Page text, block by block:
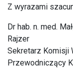
Z wyrazami
Dr hab. n.
Rajzer
Sekretarz